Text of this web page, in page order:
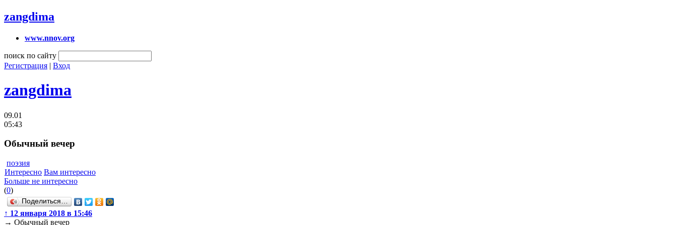
zangdima
www.nnov.org
поиск по сайту
Регистрация | Вход
zangdima
09.01
05:43
Обычный вечер
поэзия
Интересно Вам интересно
Больше не интересно
(0)
Поделиться…
↑ 12 января 2018 в 15:46
→ Обычный вечер